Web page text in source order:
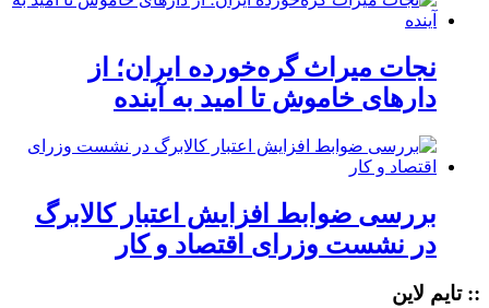
نجات میراث گره‌خورده ایران؛ از
دارهای خاموش تا امید به آینده
بررسی ضوابط افزایش اعتبار کالابرگ
در نشست وزرای اقتصاد و کار
:: تایم لاین